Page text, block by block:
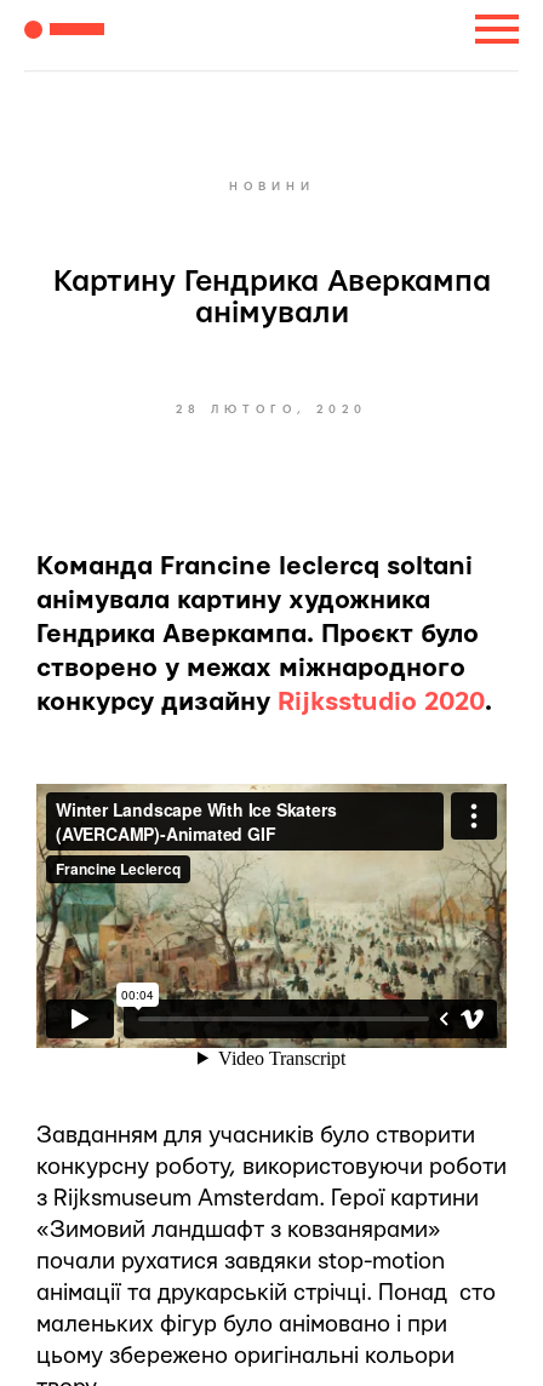
НОВИНИ
Картину Гендрика Аверкампа
анімували
28 ЛЮТОГО, 2020
Команда Francine leclercq soltani
анімувала картину художника
Гендрика Аверкампа. Проєкт було
створено у межах міжнародного
конкурсу дизайну Rijksstudio 2020.
Завданням для учасників було створити
конкурсну роботу, використовуючи роботи
з Rijksmuseum Amsterdam. Герої картини
«Зимовий ландшафт з ковзанярами»
почали рухатися завдяки stop-motion
анімації та друкарській стрічці. Понад сто
маленьких фігур було анімовано і при
цьому збережено оригінальні кольори